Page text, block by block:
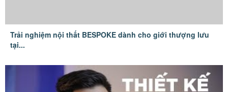
Trải nghiệm nội thất BESPOKE dành cho giới thượng lưu
tại...